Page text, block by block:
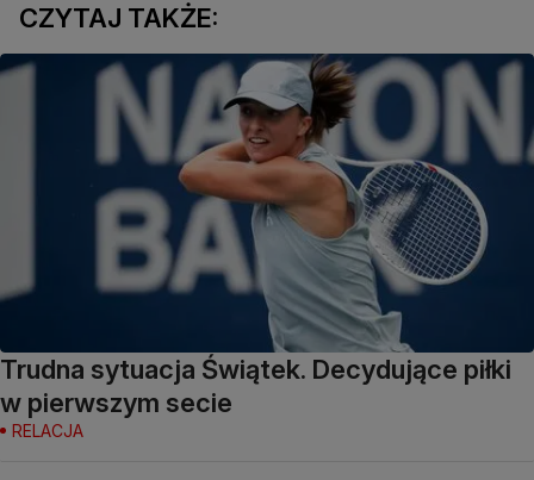
CZYTAJ TAKŻE:
Trudna sytuacja Świątek. Decydujące piłki
w pierwszym secie
RELACJA